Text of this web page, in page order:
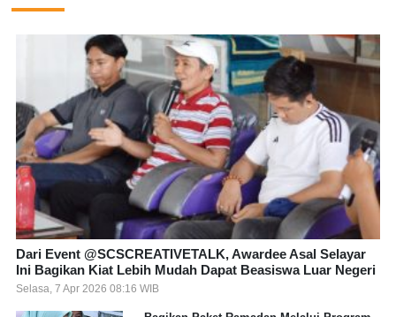
Dari Event @SCSCREATIVETALK, Awardee Asal Selayar
Ini Bagikan Kiat Lebih Mudah Dapat Beasiswa Luar Negeri
Selasa, 7 Apr 2026 08:16 WIB